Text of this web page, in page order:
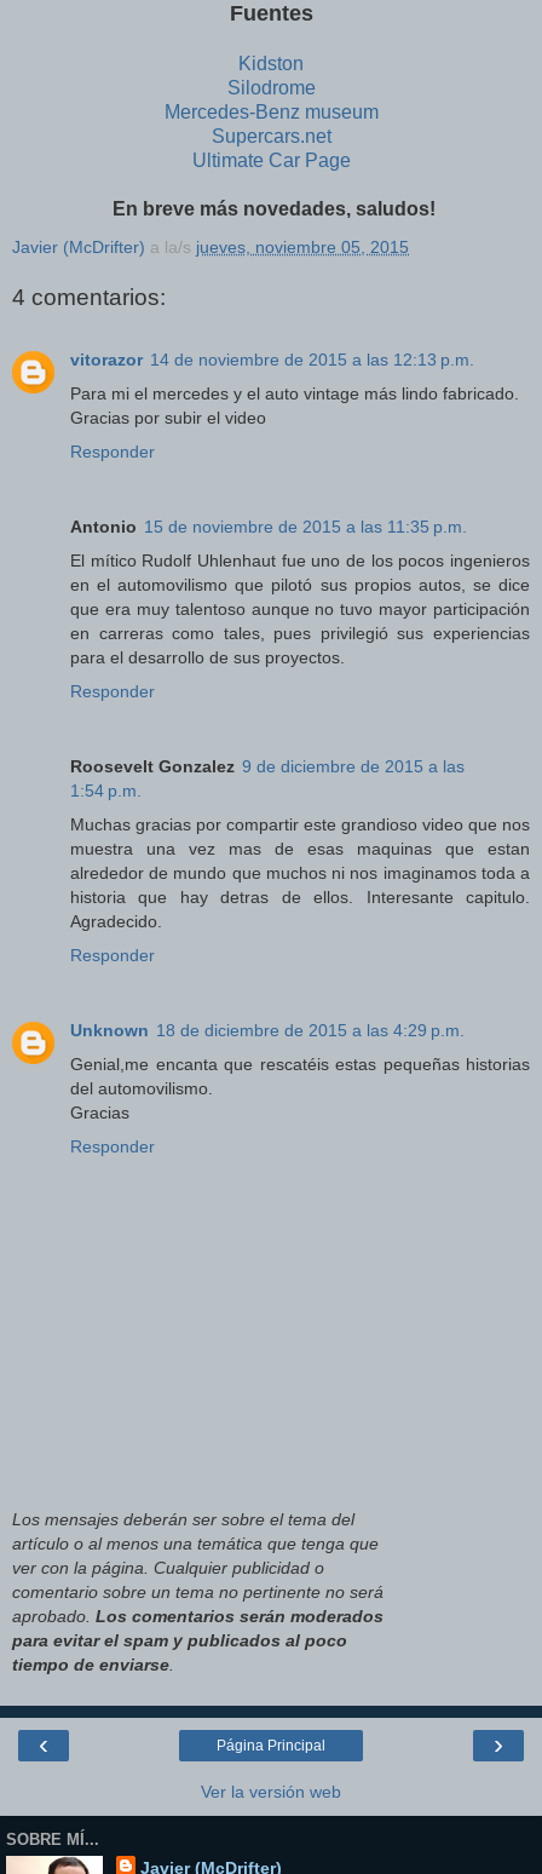
Fuentes
Kidston
Silodrome
Mercedes-Benz museum
Supercars.net
Ultimate Car Page
En breve más novedades, saludos!
Javier (McDrifter) a la/s jueves, noviembre 05, 2015
4 comentarios:
vitorazor 14 de noviembre de 2015 a las 12:13 p.m.
Para mi el mercedes y el auto vintage más lindo fabricado.
Gracias por subir el video
Responder
Antonio 15 de noviembre de 2015 a las 11:35 p.m.
El mítico Rudolf Uhlenhaut fue uno de los pocos ingenieros
en el automovilismo que pilotó sus propios autos, se dice
que era muy talentoso aunque no tuvo mayor participación
en carreras como tales, pues privilegió sus experiencias
para el desarrollo de sus proyectos.
Responder
Roosevelt Gonzalez 9 de diciembre de 2015 a las
1:54 p.m.
Muchas gracias por compartir este grandioso video que nos
muestra una vez mas de esas maquinas que estan
alrededor de mundo que muchos ni nos imaginamos toda a
historia que hay detras de ellos. Interesante capitulo.
Agradecido.
Responder
Unknown 18 de diciembre de 2015 a las 4:29 p.m.
Genial,me encanta que rescatéis estas pequeñas historias
del automovilismo.
Gracias
Responder
Los mensajes deberán ser sobre el tema del
artículo o al menos una temática que tenga que
ver con la página. Cualquier publicidad o
comentario sobre un tema no pertinente no será
aprobado. Los comentarios serán moderados
para evitar el spam y publicados al poco
tiempo de enviarse
‹ ›
Página Principal
Ver la versión web
SOBRE MÍ...
Javier (McDrifter)